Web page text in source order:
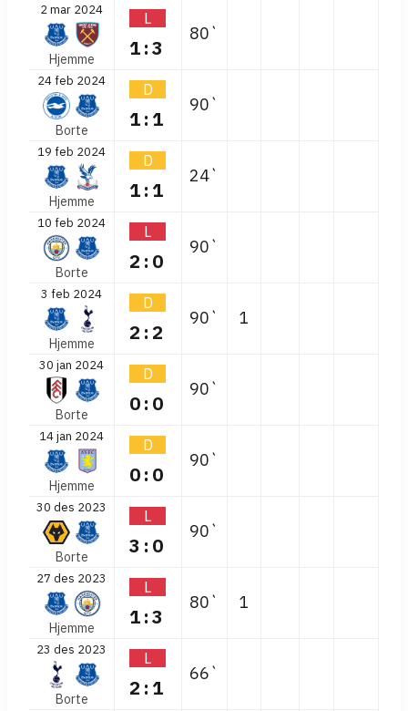
2 mar 2024
Hjemme
L
1:3
80`
24 feb 2024
Borte
D
1:1
90`
19 feb 2024
Hjemme
D
1:1
24`
10 feb 2024
Borte
L
2:0
90`
3 feb 2024
Hjemme
D
2:2
90` 1
30 jan 2024
Borte
D
0:0
90`
14 jan 2024
Hjemme
D
0:0
90`
30 des 2023
Borte
L
3:0
90`
27 des 2023
Hjemme
L
1:3
80` 1
23 des 2023
Borte
L
2:1
66`